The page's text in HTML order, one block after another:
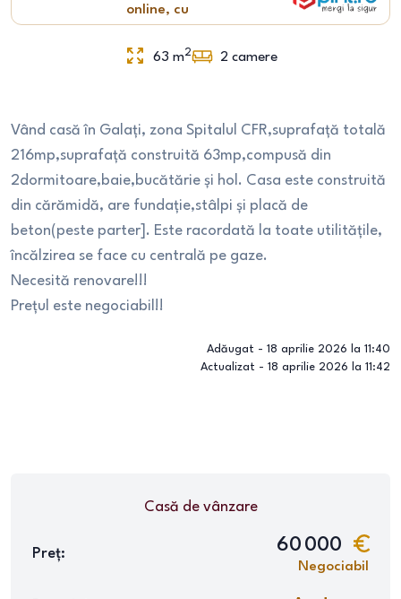
online, cu
63 m2 2 camere
Vând casă în Galați, zona Spitalul CFR,suprafață totală
216mp,suprafață construită 63mp,compusă din
2dormitoare,baie,bucătărie și hol. Casa este construită
din cărămidă, are fundație,stâlpi și placă de
beton(peste parter]. Este racordată la toate utilitățile,
încălzirea se face cu centrală pe gaze.
Necesită renovare!!!
Prețul este negociabil!!
Adăugat - 18 aprilie 2026 la 11:40
Actualizat - 18 aprilie 2026 la 11:42
Casă de vânzare
Preț: 60 000
Negociabil